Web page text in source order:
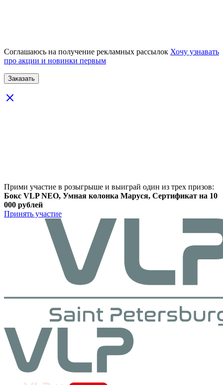
Соглашаюсь на получение рекламных рассылок Хочу узнавать
про акции и новинки первым
Прими участие в розыгрыше и выиграй один из трех призов:
Бокс VLP NEO, Умная колонка Маруся, Сертификат на 10
000 рублей
Принять участие